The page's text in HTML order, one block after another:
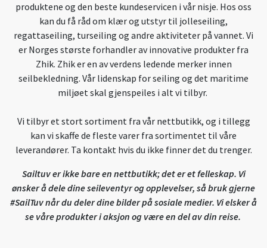
produktene og den beste kundeservicen i vår nisje. Hos oss
kan du få råd om klær og utstyr til jolleseiling,
regattaseiling, turseiling og andre aktiviteter på vannet. Vi
er Norges største forhandler av innovative produkter fra
Zhik. Zhik er en av verdens ledende merker innen
seilbekledning. Vår lidenskap for seiling og det maritime
miljøet skal gjenspeiles i alt vi tilbyr.
Vi tilbyr et stort sortiment fra vår nettbutikk, og i tillegg
kan vi skaffe de fleste varer fra sortimentet til våre
leverandører. Ta kontakt hvis du ikke finner det du trenger.
Sailtuv er ikke bare en nettbutikk; det er et felleskap. Vi
ønsker å dele dine seileventyr og opplevelser, så bruk gjerne
#SailTuv når du deler dine bilder på sosiale medier. Vi elsker å
se våre produkter i aksjon og være en del av din reise.